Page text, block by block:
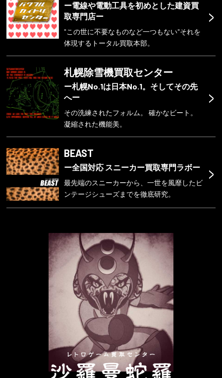
>
ー電線や電動工具を初めとした建資買
取専門店ー
"この世に不要なものなど一つもない"それを
体現するトータル買取本部。
>
札幌除雪機買取センター
ー札幌No.1は日本No.1。そしてその先
へー
その洗練されたフォルム。 確かなビート。
凝縮された機能美。
>
BEAST
ー全国対応 スニーカー買取専門ラボー
最先端のスニーカーから、一世を風靡したビ
ンテージシューズまでを徹底研究。